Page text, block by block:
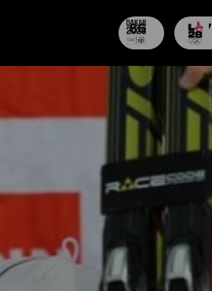
86
nap
707
nap